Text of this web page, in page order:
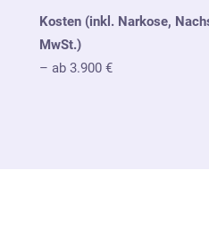
Kosten (inkl. Narkose,
MwSt.)
– ab 3.900 €